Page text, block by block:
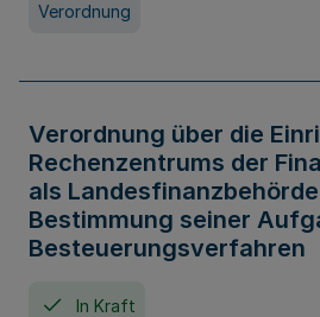
Verordnung
Verordnung über die
Rechenzentrums der
als
Bestimmung seiner
Besteuerungsverfahren
In Kraft